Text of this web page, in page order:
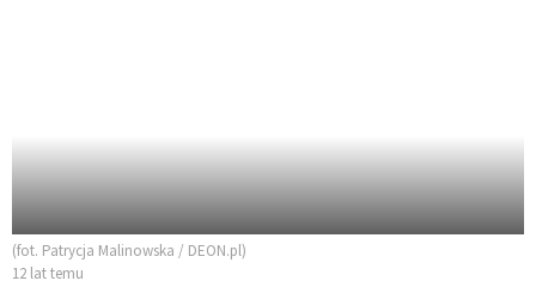
(fot. Patrycja Malinowska / DEON.pl)
12 lat temu